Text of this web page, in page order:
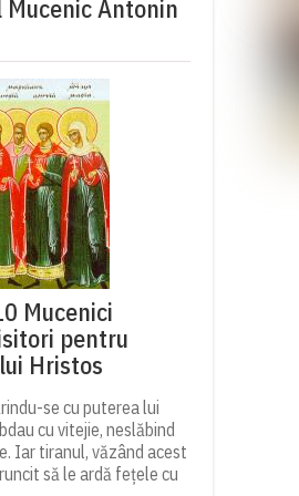
Antonin
Mucenici
pentru
Hristos
se cu puterea lui
cu vitejie, neslăbind
Iar tiranul, văzând acest
să le ardă fețele cu